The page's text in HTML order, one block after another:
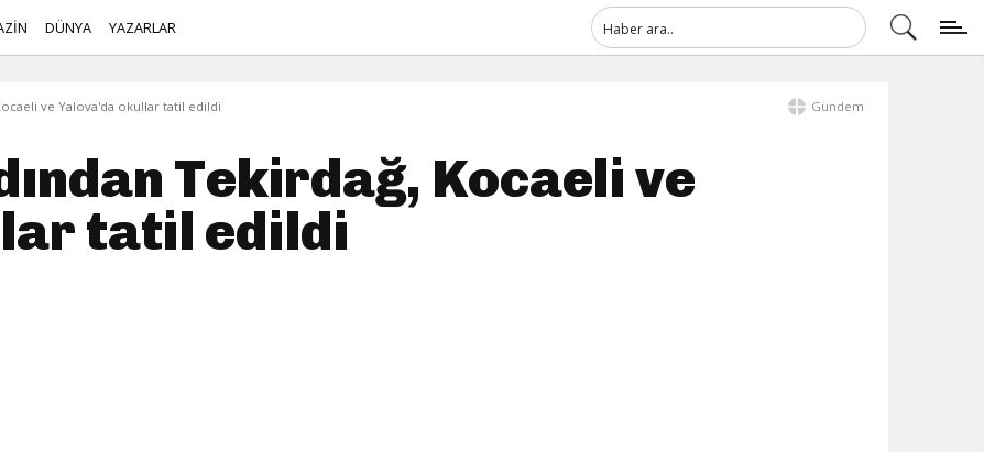
DÜNYA YAZARLAR
ve Yalova'da okullar tatil edildi Gündem
Tekirdağ, Kocaeli ve
tatil edildi